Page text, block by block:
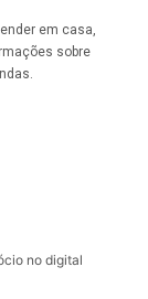
em casa,
sobre
no digital